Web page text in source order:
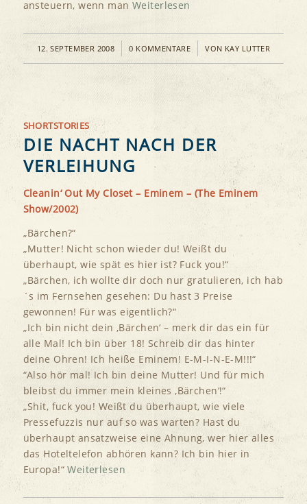
ansteuern, wenn man Weiterlesen
12. SEPTEMBER 2008
/ 0 KOMMENTARE
/ VON KAY LUTTER
SHORTSTORIES
DIE NACHT NACH DER
VERLEIHUNG
Cleanin‘ Out My Closet – Eminem – (The Eminem
Show/2002)
„Bärchen?“
„Mutter! Nicht schon wieder du! Weißt du
überhaupt, wie spät es hier ist? Fuck you!“
„Bärchen, ich wollte dir doch nur gratulieren, ich hab
´s im Fernsehen gesehen: Du hast 3 Preise
gewonnen! Für was eigentlich?“
„Ich bin nicht dein ‚Bärchen‘ – merk dir das ein für
alle Mal! Ich bin über 18! Schreib dir das hinter
deine Ohren! Ich heiße Eminem! E-M-I-N-E-M!!!“
“Also hör mal! Ich bin deine Mutter! Und für mich
bleibst du immer mein kleines ‚Bärchen‘!“
„Shit, fuck you! Weißt du überhaupt, wie viele
Pressefuzzis nur auf so was warten? Hast du
überhaupt ansatzweise eine Ahnung, wer hier alles
das Hoteltelefon abhören kann? Ich bin hier in
Europa!“Weiterlesen